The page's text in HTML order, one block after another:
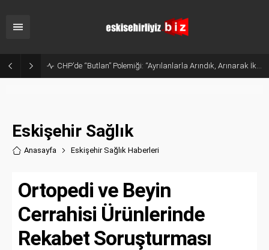
Sanayide Altyapı ve Temizlik Tepkisi: Gürhan Albayrak Küçük Sanayi Esnafını Ziyaret Etti
Eskişehir Sağlık
Anasayfa Eskişehir Sağlık Haberleri
Ortopedi ve Beyin
Cerrahisi Ürünlerinde
Rekabet Soruşturması